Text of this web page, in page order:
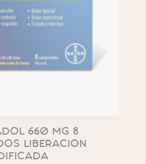
660 MG 8
LIBERACION